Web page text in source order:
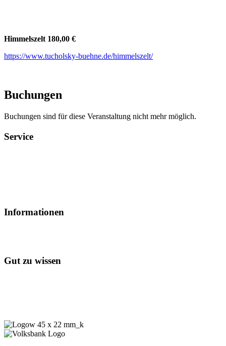
Himmelszelt 180,00 €
https://www.tucholsky-buehne.de/himmelszelt/
Buchungen
Buchungen sind für diese Veranstaltung nicht mehr möglich.
Service
Informationen
Gut zu wissen